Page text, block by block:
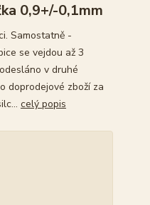
0,9+/-0,1mm
Samostatně -
se vejdou až 3
v druhé
doprodejové zboží za
celý popis